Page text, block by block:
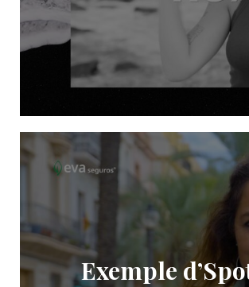
Exemple